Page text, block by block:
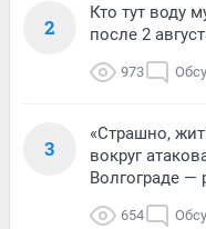
2
Кто тут воду
после 2
973
3
«Страшно,
вокруг
Волгограде —
654